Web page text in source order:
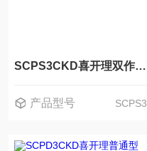
SCPS3CKD喜开理双作用・耐热型笔形气缸
产品型号 SCPS3